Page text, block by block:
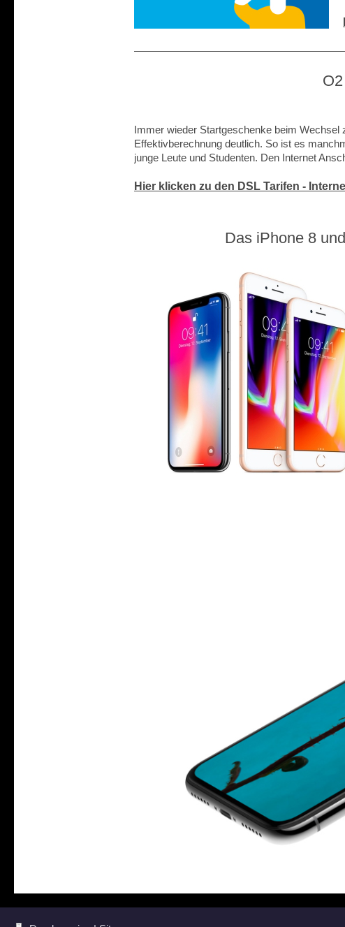
Immer wieder Startgeschenke beim Wechsel
Effektivberechnung deutlich. So ist es
junge Leute und Studenten. Den Internet
Hier klicken zu den DSL Tarifen -
Das iPhone 8